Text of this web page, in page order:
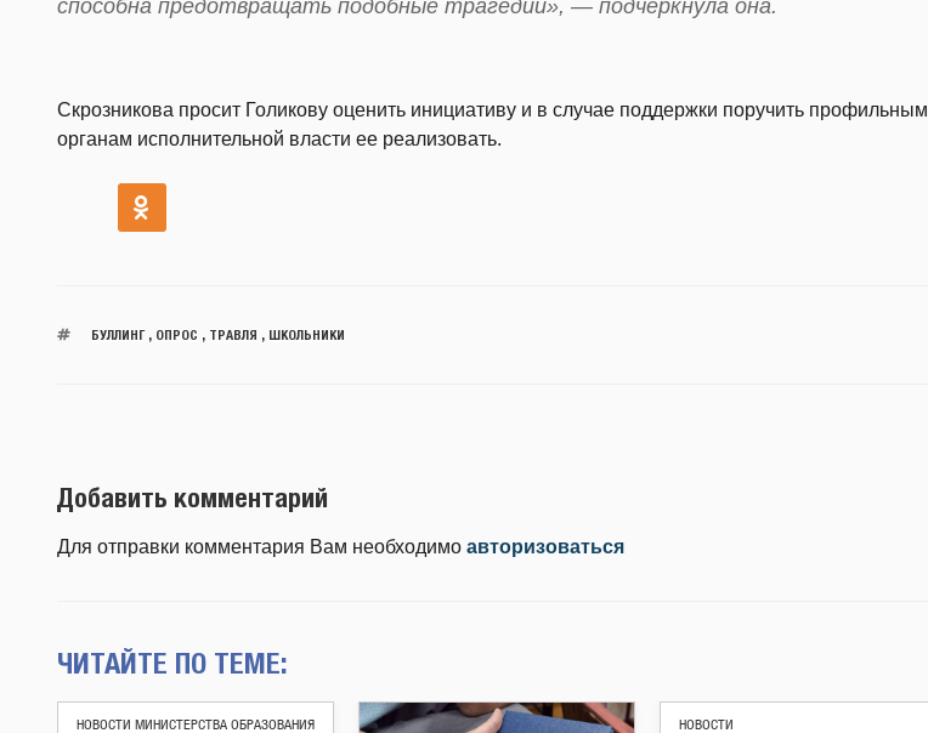
способна предотвращать подобные трагедии», — подчеркнула она.
Скрозникова просит Голикову оценить инициативу и в случае поддержки поручить профильным
органам исполнительной власти ее реализовать.
БУЛЛИНГ, ОПРОС ТРАВЛЯ ШКОЛЬНИКИ
Добавить комментарий
Для отправки комментария Вам необходимо авторизоваться
ЧИТАЙТЕ ПО ТЕМЕ:
НОВОСТИ МИНИСТЕРСТВА ОБРАЗОВАНИЯ НОВОСТИ